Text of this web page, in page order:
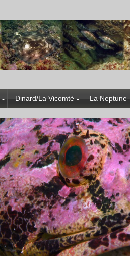
Dinard/La Vicomté La Neptune